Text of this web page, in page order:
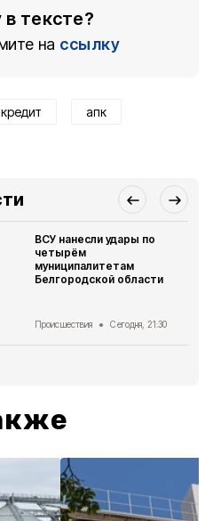
тексте?
на ссылку
кредит апк
ВСУ нанесли удары по
четырём
муниципалитетам
Белгородской области
Происшествия Сегодня, 21:30